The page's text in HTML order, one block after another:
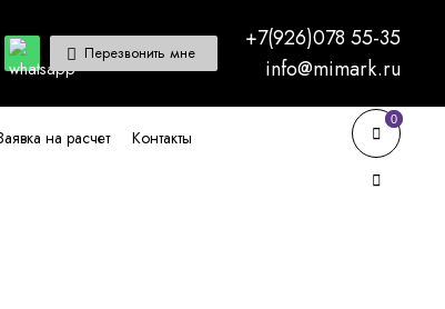
Перезвонить мне
+7(926)078 55-35
info@mimark.ru
на расчет
Контакты
0
0